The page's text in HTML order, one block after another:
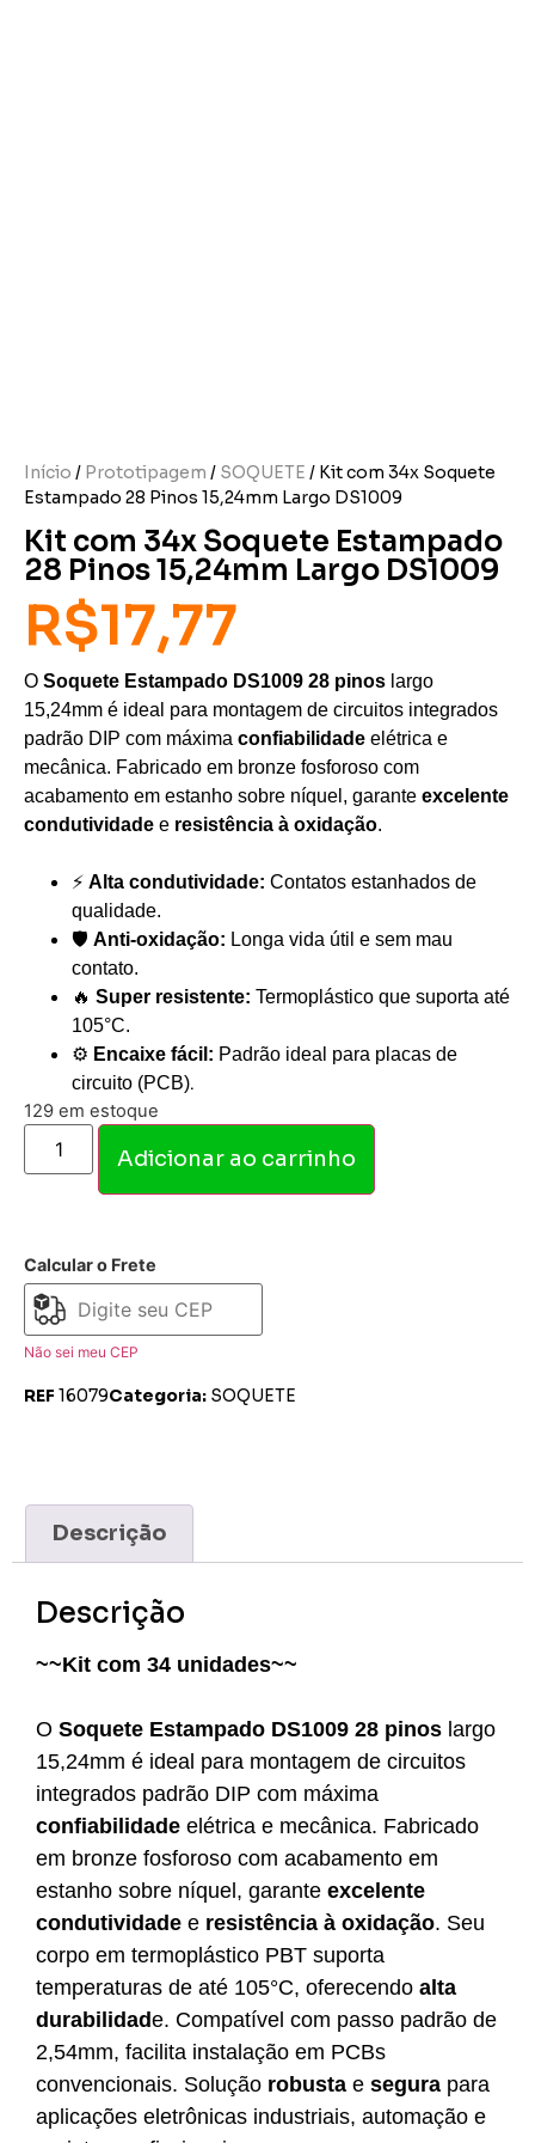
Início / Prototipagem / SOQUETE / Kit com 34x Soquete
Estampado 28 Pinos 15,24mm Largo DS1009
Kit com 34x Soquete Estampado
28 Pinos 15,24mm Largo DS1009
R$17,77
O Soquete Estampado DS1009 28 pinos largo
15,24mm é ideal para montagem de circuitos integrados
padrão DIP com máxima confiabilidade elétrica e
mecânica. Fabricado em bronze fosforoso com
acabamento em estanho sobre níquel, garante excelente
condutividade e resistência à oxidação.
⚡ Alta condutividade: Contatos estanhados de
qualidade.
🛡️ Anti-oxidação: Longa vida útil e sem mau
contato.
🔥 Super resistente: Termoplástico que suporta até
105°C.
⚙️ Encaixe fácil: Padrão ideal para placas de
circuito (PCB).
129 em estoque
Adicionar ao carrinho
Calcular o Frete
Não sei meu CEP
REF 16079Categoria: SOQUETE
Descrição
Descrição
~~Kit com 34 unidades~~
O Soquete Estampado DS1009 28 pinos largo
15,24mm é ideal para montagem de circuitos
integrados padrão DIP com máxima
confiabilidade elétrica e mecânica. Fabricado
em bronze fosforoso com acabamento em
estanho sobre níquel, garante excelente
condutividade e resistência à oxidação. Seu
corpo em termoplástico PBT suporta
temperaturas de até 105°C, oferecendo alta
durabilidade. Compatível com passo padrão de
2,54mm, facilita instalação em PCBs
convencionais. Solução robusta e segura para
aplicações eletrônicas industriais, automação e